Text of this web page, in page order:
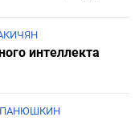
Moscow
интеллекта
ПАНЮШКИН